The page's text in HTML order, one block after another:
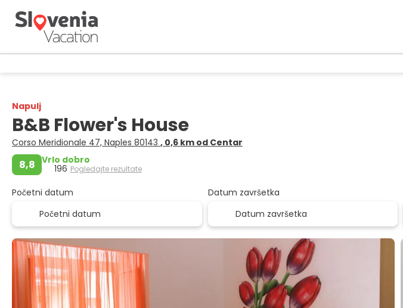
Napulj
B&B Flower's House
Corso Meridionale 47, Naples 80143 , 0,6 km od Centar
8,8 Vrlo dobro
196 Pogledajte rezultate
Početni datum
Datum završetka